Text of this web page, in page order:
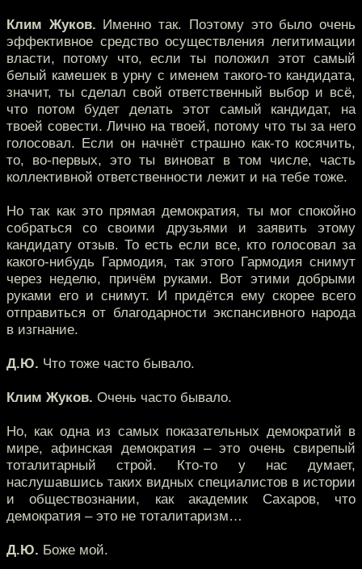
Клим Жуков. Именно так. Поэтому это было очень
эффективное средство осуществления легитимации
власти, потому что, если ты положил этот самый
белый камешек в урну с именем такого-то кандидата,
значит, ты сделал свой ответственный выбор и всё,
что потом будет делать этот самый кандидат, на
твоей совести. Лично на твоей, потому что ты за него
голосовал. Если он начнёт страшно как-то косячить,
то, во-первых, это ты виноват в том числе, часть
коллективной ответственности лежит и на тебе тоже.
Но так как это прямая демократия, ты мог спокойно
собраться со своими друзьями и заявить этому
кандидату отзыв. То есть если все, кто голосовал за
какого-нибудь Гармодия, так этого Гармодия снимут
через неделю, причём руками. Вот этими добрыми
руками его и снимут. И придётся ему скорее всего
отправиться от благодарности экспансивного народа
в изгнание.
Д.Ю. Что тоже часто бывало.
Клим Жуков. Очень часто бывало.
Но, как одна из самых показательных демократий в
мире, афинская демократия – это очень свирепый
тоталитарный строй. Кто-то у нас думает,
наслушавшись таких видных специалистов в истории
и обществознании, как академик Сахаров, что
демократия – это не тоталитаризм…
Д.Ю. Боже мой.